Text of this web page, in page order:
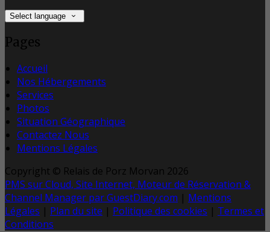
Select language
Pages
Accueil
Nos Hébergements
Services
Photos
Situation Géographique
Contactez Nous
Mentions Légales
Copyright © Relais de Porz Morvan 2026
PMS sur Cloud, Site Internet, Moteur de Réservation &
Channel Manager par GuestDiary.com | Mentions
Légales | Plan du site | Politique des cookies | Termes et
Conditions